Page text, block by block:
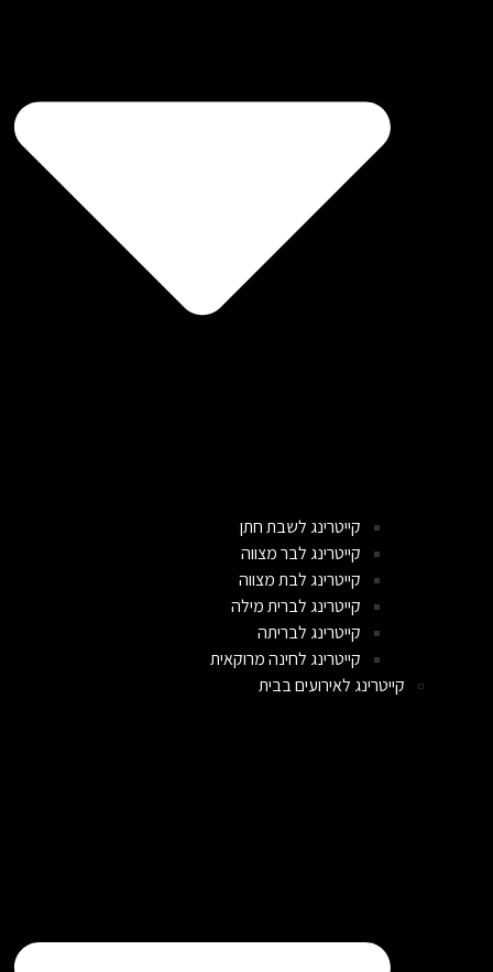
קייטרינג לשבת חתן
קייטרינג לבר מצווה
קייטרינג לבת מצווה
קייטרינג לברית מילה
קייטרינג לבריתה
קייטרינג לחינה מרוקאית
קייטרינג לאירועים בבית